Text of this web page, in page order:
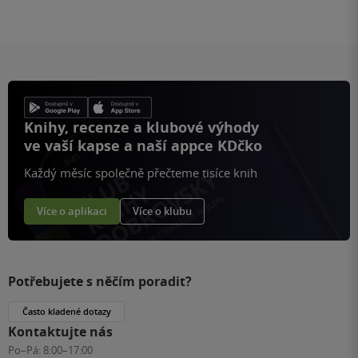
Knihy, recenze a klubové výhody
ve vaší kapse a naší appce KDčko
Každý měsíc společně přečteme tisíce knih
Více o aplikaci Více o klubu
Potřebujete s něčím poradit?
Často kladené dotazy
Kontaktujte nás
Po–Pá: 8:00–17:00